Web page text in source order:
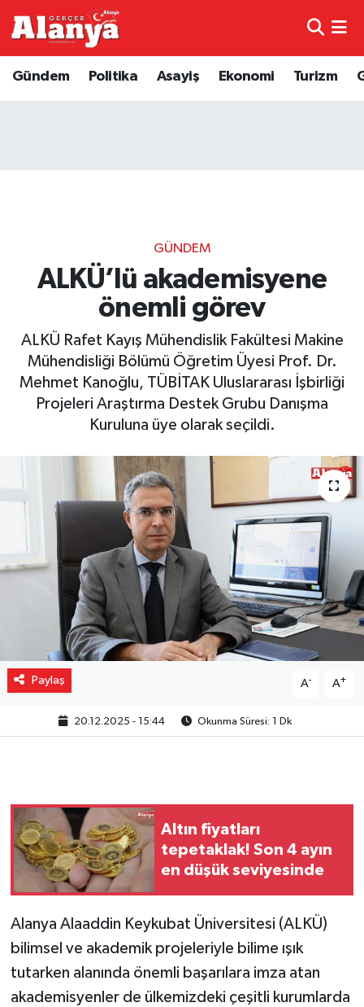
Gündem Politika Asayiş Ekonomi Turizm
GÜNDEM
ALKÜ’lü akademisyene
önemli görev
ALKÜ Rafet Kayış Mühendislik Fakültesi Makine
Mühendisliği Bölümü Öğretim Üyesi Prof. Dr.
Mehmet Kanoğlu, TÜBİTAK Uluslararası İşbirliği
Projeleri Araştırma Destek Grubu Danışma
Kuruluna üye olarak seçildi.
Paylaş A- A+
20.12.2025 - 15:44 Okunma Süresi: 1 Dk
Altın fiyatları
tepetaklak! Son 4 ayın
en düşük seviyesinde
Alanya Alaaddin Keykubat Üniversitesi (ALKÜ)
bilimsel ve akademik projeleriyle bilime ışık
tutarken alanında önemli başarılara imza atan
akademisyenler de ülkemizdeki çeşitli kurumlarda
Genel
Diğer
Ekonomi
Gizlilik İlkeleri - Privacy Policy
Politika
Spor
Turizm
Trafik Durumu
Haber Arşivi